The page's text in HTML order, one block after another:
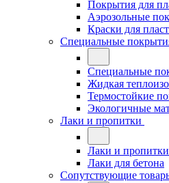
Покрытия для
Аэрозольные
Краски для
Специальные
Специальные
Жидкая
Термостойкие
Экологичные
Лаки и пропитки
Лаки и пропитки
Лаки для бетона
Сопутствующие